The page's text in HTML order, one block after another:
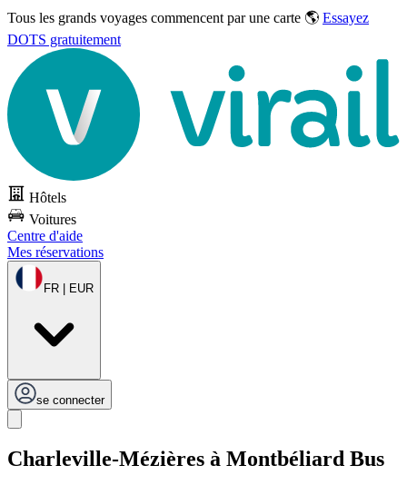
Tous les grands voyages commencent par une carte 🌎 Essayez
DOTS gratuitement
Hôtels
Voitures
Centre d'aide
Mes réservations
FR | EUR
se connecter
Charleville-Mézières à Montbéliard Bus